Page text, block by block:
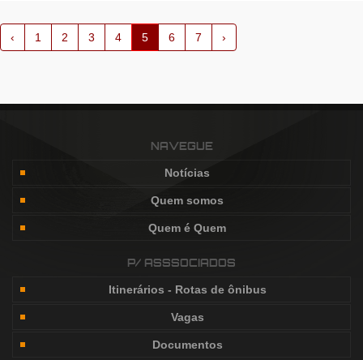
‹ 1 2 3 4 5 6 7 ›
NAVEGUE
Notícias
Quem somos
Quem é Quem
P/ ASSSOCIADOS
Itinerários - Rotas de ônibus
Vagas
Documentos